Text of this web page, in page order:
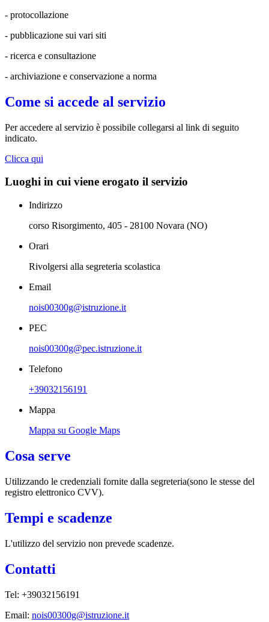
- protocollazione
- pubblicazione sui vari siti
- ricerca e consultazione
- archiviazione e conservazione a norma
Come si accede al servizio
Per accedere al servizio è possibile collegarsi al link di seguito
indicato.
Clicca qui
Luoghi in cui viene erogato il servizio
Indirizzo
corso Risorgimento, 405 - 28100 Novara (NO)
Orari
Rivolgersi alla segreteria scolastica
Email
nois00300g@istruzione.it
PEC
nois00300g@pec.istruzione.it
Telefono
+39032156191
Mappa
Mappa su Google Maps
Cosa serve
Utilizzando le credenziali fornite dalla segreteria(sono le stesse del
registro elettronico CVV).
Tempi e scadenze
L'utilizzo del servizio non prevede scadenze.
Contatti
Tel: +39032156191
Email: nois00300g@istruzione.it